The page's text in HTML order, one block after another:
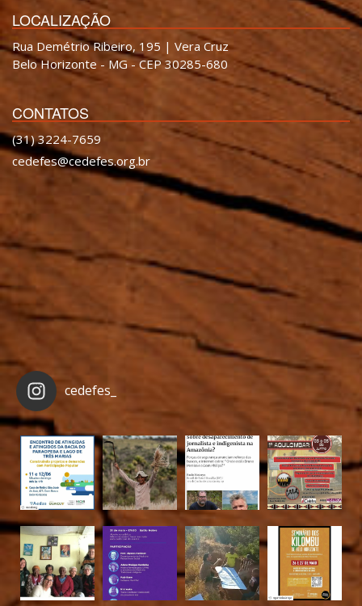
LOCALIZAÇÃO
Rua Demétrio Ribeiro, 195 | Vera Cruz
Belo Horizonte - MG - CEP 30285-680
CONTATOS
(31) 3224-7659
cedefes@cedefes.org.br
cedefes_